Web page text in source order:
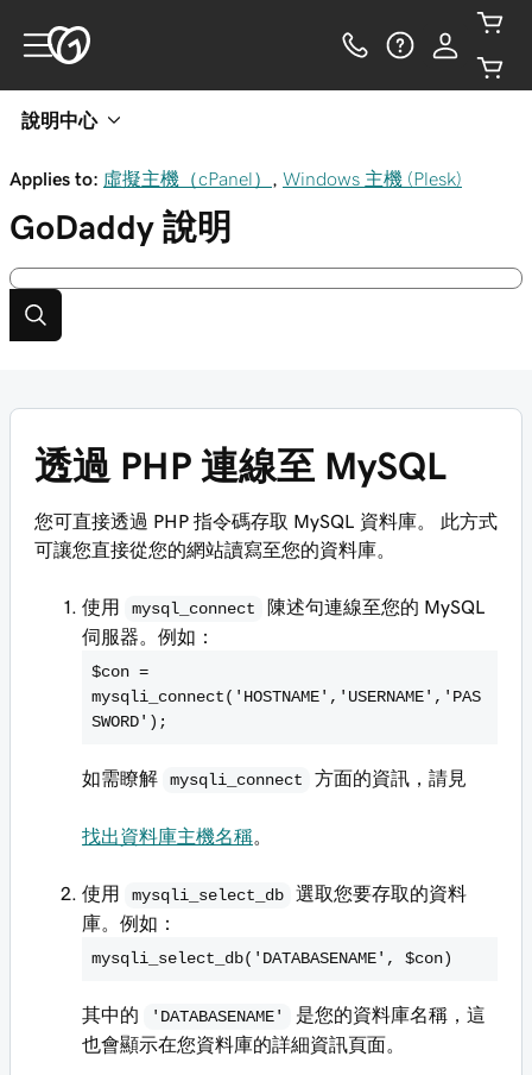
說明中心
Applies to: 虛擬主機（cPanel） Windows 主機 (Plesk)
GoDaddy 說明
透過 PHP 連線至 MySQL
您可直接透過 PHP 指令碼存取 MySQL 資料庫。 此方式
可讓您直接從您的網站讀寫至您的資料庫。
使用 mysql_connect
陳述句連線至您的 MySQL
伺服器。例如：
$con =
mysqli_connect('HOSTNAME','USERNAME','PAS
SWORD');
如需瞭解 mysqli_connect 方面的資訊，請見
找出資料庫主機名稱
使用 mysqli_select_db
選取您要存取的資料
庫。例如：
mysqli_select_db('DATABASENAME', $con)
其中的 'DATABASENAME'
是您的資料庫名稱，這
也會顯示在您資料庫的詳細資訊頁面。